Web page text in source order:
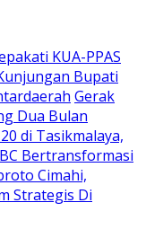
KUA-PPAS
Bupati
Gerak
Dua Bulan
di Tasikmalaya,
Bertransformasi
Cimahi,
Strategis Di